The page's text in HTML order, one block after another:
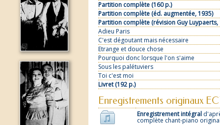
Partition complète (160 p.)
Partition complète (éd. augmentée, 1935)
Partition complète (révision Guy Luypaerts,
Adieu Paris
C'est dégoutant mais nécessaire
Etrange et douce chose
Pourquoi donc lorsque l'on s'aime
Sous les palétuviers
Toi c'est moi
Livret (192 p.)
Enregistrements originaux
Enregistrement intégral
complète chant-piano